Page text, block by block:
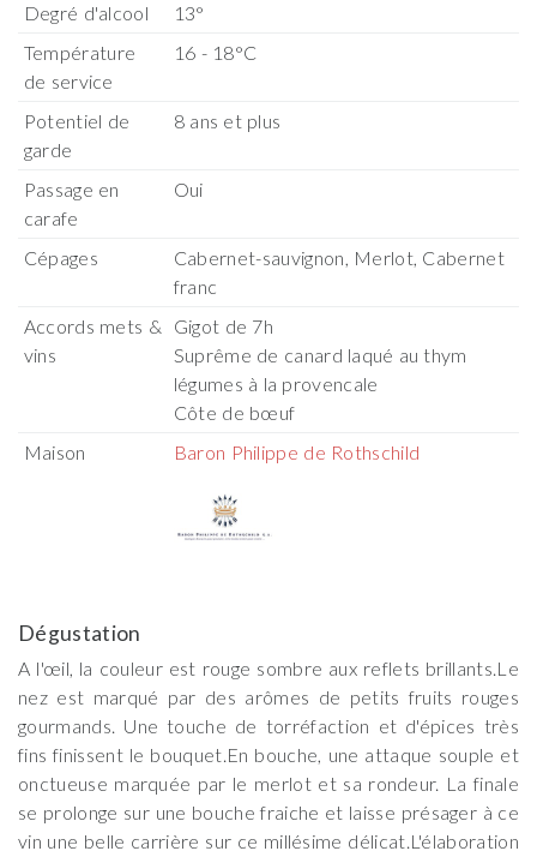
Degré d'alcool
13°
Température
de service
16 - 18°C
Potentiel de
garde
8 ans et plus
Passage en
carafe
Oui
Cépages
Cabernet-sauvignon, Merlot, Cabernet
franc
Accords mets &
vins
Gigot de 7h
Suprême de canard laqué au thym
légumes à la provencale
Côte de bœuf
Maison
Baron Philippe de Rothschild
Dégustation
A l'œil, la couleur est rouge sombre aux reflets brillants.Le
nez est marqué par des arômes de petits fruits rouges
gourmands. Une touche de torréfaction et d'épices très
fins finissent le bouquet.En bouche, une attaque souple et
onctueuse marquée par le merlot et sa rondeur. La finale
se prolonge sur une bouche fraiche et laisse présager à ce
vin une belle carrière sur ce millésime délicat.L'élaboration